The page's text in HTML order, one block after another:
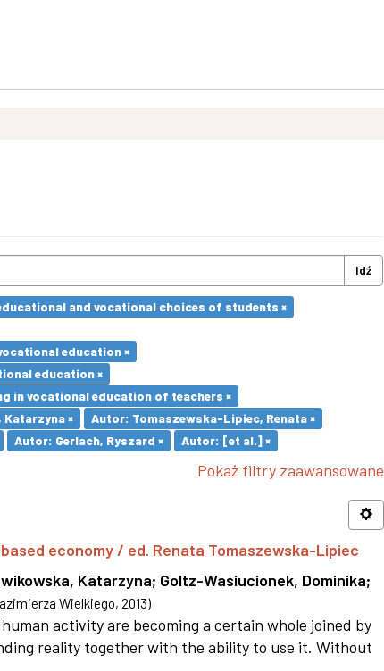
Idź
and vocational choices of students ×
education ×
education ×
in vocational education of teachers ×
×
Autor: Tomaszewska-Lipiec, Renata ×
Autor: Gerlach, Ryszard × Autor: [et al.] ×
Pokaż filtry zaawansowane
economy / ed. Renata Tomaszewska-Lipiec
Katarzyna; Goltz-Wasiucionek, Dominika;
Wielkiego, 2013)
activity are becoming a certain whole joined by
reality together with the ability to use it. Without